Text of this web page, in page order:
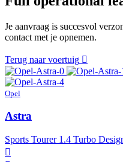
Je aanvraag is succesvol
contact met je opnemen.
Terug naar voertuig
Opel
Astra
Sports Tourer 1.4 Turbo